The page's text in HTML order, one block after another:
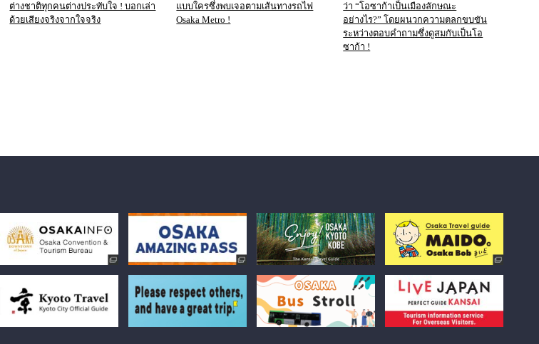
ต่างชาติทุกคนต่างประทับใจ ! บอกเล่า
ด้วยเสียงจริงจากใจจริง
แบบใครซึ่งพบเจอตามเส้นทางรถไฟ
Osaka Metro !
ว่า “โอซาก้าเป็นเมืองลักษณะ
อย่างไร?” โดยผนวกความตลกขบขัน
ระหว่างตอบคำถามซึ่งดูสมกับเป็นโอ
ซาก้า !